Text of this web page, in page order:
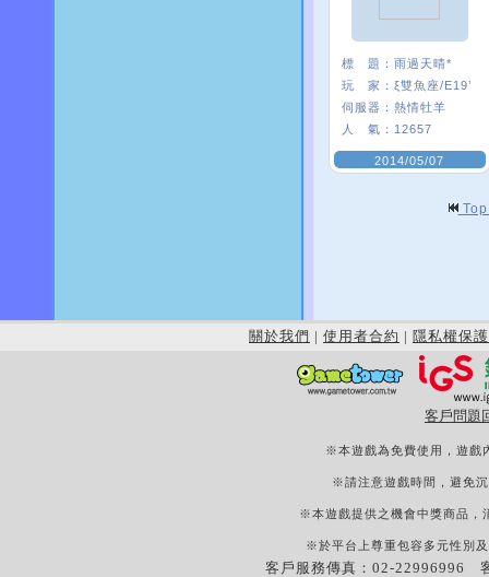
標 題： 雨過天晴*
玩 家： ξ雙魚座/E19’
伺服器： 熱情牡羊
人 氣： 12657
2014/05/07
關於我們 | 使用者合約 | 隱私權保護
客戶問題
※本遊戲為免費使用，遊戲
※請注意遊戲時間，避免
※本遊戲提供之機會中獎商品，
※於平台上尊重包容多元性別
客戶服務傳真：02-22996996